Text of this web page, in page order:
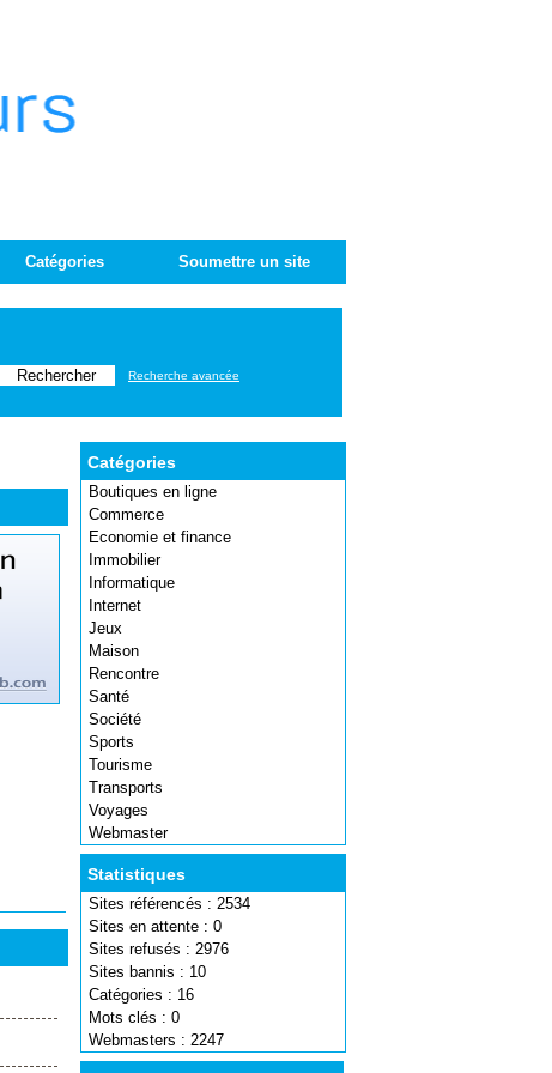
Catégories Soumettre un site
Recherche avancée
Catégories
Boutiques en ligne
Commerce
Economie et finance
Immobilier
Informatique
Internet
Jeux
Maison
Rencontre
Santé
Société
Sports
Tourisme
Transports
Voyages
Webmaster
Statistiques
Sites référencés : 2534
Sites en attente : 0
Sites refusés : 2976
Sites bannis : 10
Catégories : 16
Mots clés : 0
Webmasters : 2247